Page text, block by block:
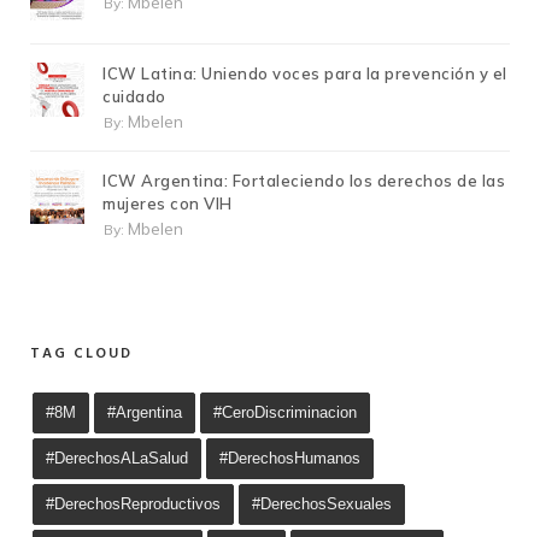
ICW Latina: Uniendo voces para la prevención y el
cuidado
By: Mbelen
ICW Argentina: Fortaleciendo los derechos de las
mujeres con VIH
By: Mbelen
TAG CLOUD
#8M #Argentina #CeroDiscriminacion
#DerechosALaSalud #DerechosHumanos
#DerechosReproductivos #DerechosSexuales